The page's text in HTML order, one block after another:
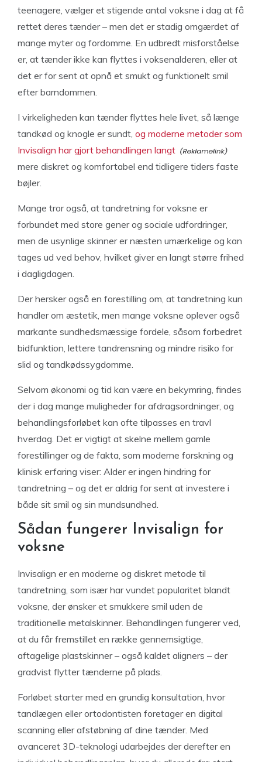
teenagere, vælger et stigende antal voksne i dag at få
rettet deres tænder – men det er stadig omgærdet af
mange myter og fordomme. En udbredt misforståelse
er, at tænder ikke kan flyttes i voksenalderen, eller at
det er for sent at opnå et smukt og funktionelt smil
efter barndommen.
I virkeligheden kan tænder flyttes hele livet, så længe
tandkød og knogle er sundt, og moderne metoder som
Invisalign har gjort behandlingen langt
mere diskret og komfortabel end tidligere tiders faste
bøjler.
Mange tror også, at tandretning for voksne er
forbundet med store gener og sociale udfordringer,
men de usynlige skinner er næsten umærkelige og kan
tages ud ved behov, hvilket giver en langt større frihed
i dagligdagen.
Der hersker også en forestilling om, at tandretning kun
handler om æstetik, men mange voksne oplever også
markante sundhedsmæssige fordele, såsom forbedret
bidfunktion, lettere tandrensning og mindre risiko for
slid og tandkødssygdomme.
Selvom økonomi og tid kan være en bekymring, findes
der i dag mange muligheder for afdragsordninger, og
behandlingsforløbet kan ofte tilpasses en travl
hverdag. Det er vigtigt at skelne mellem gamle
forestillinger og de fakta, som moderne forskning og
klinisk erfaring viser: Alder er ingen hindring for
tandretning – og det er aldrig for sent at investere i
både sit smil og sin mundsundhed.
Sådan fungerer Invisalign for
voksne
Invisalign er en moderne og diskret metode til
tandretning, som især har vundet popularitet blandt
voksne, der ønsker et smukkere smil uden de
traditionelle metalskinner. Behandlingen fungerer ved,
at du får fremstillet en række gennemsigtige,
aftagelige plastskinner – også kaldet aligners – der
gradvist flytter tænderne på plads.
Forløbet starter med en grundig konsultation, hvor
tandlægen eller ortodontisten foretager en digital
scanning eller afstøbning af dine tænder. Med
avanceret 3D-teknologi udarbejdes der derefter en